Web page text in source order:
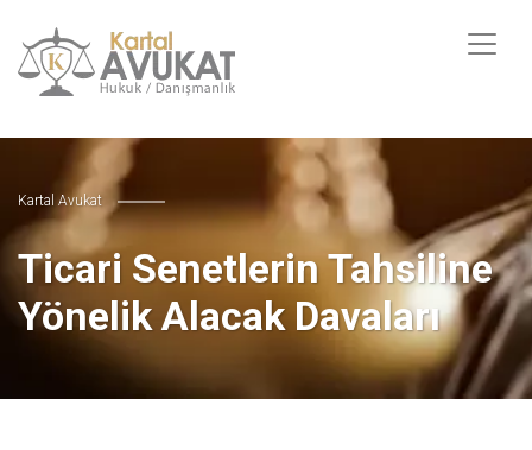
Kartal Avukat
Ticari Senetlerin Tahsiline
Yönelik Alacak Davaları